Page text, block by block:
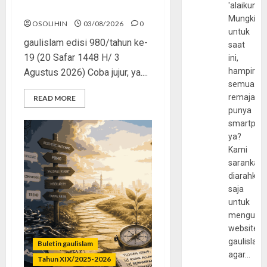
OSOLIHIN 03/08/2026 0
gaulislam edisi 980/tahun ke-
19 (20 Safar 1448 H/ 3
Agustus 2026) Coba jujur, ya....
READ MORE
Buletin gaulislam
Tahun XIX/2025-2026
Mungkin
untuk
saat
ini,
hampir
semua
remaja
punya
ya?
Kami
sarankan,
diarahkan
saja
untuk
website
agar…